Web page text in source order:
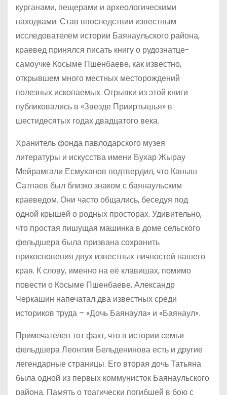
курганами, пещерами и археологическими
находками. Став впоследствии известным
исследователем истории Баянаульского района,
краевед принялся писать книгу о рудознатце-
самоучке Косыме Пшенбаеве, как известно,
открывшем много местных месторождений
полезных ископаемых. Отрывки из этой книги
публиковались в «Звезде Прииртышья» в
шестидесятых годах двадцатого века.
Хранитель фонда павлодарского музея
литературы и искусства имени Бухар Жырау
Мейрамгали Есмуханов подтвердил, что Каныш
Сатпаев был близко знаком с баянаульским
краеведом. Они часто общались, беседуя под
одной крышей о родных просторах. Удивительно,
что простая пишущая машинка в доме сельского
фельдшера была призвана сохранить
прикосновения двух известных личностей нашего
края. К слову, именно на её клавишах, помимо
повести о Косыме Пшенбаеве, Александр
Черкашин напечатал два известных среди
историков труда – «Дочь Баянаула» и «Баянаул».
Примечателен тот факт, что в истории семьи
фельдшера Леонтия Бельденинова есть и другие
легендарные страницы. Его вторая дочь Татьяна
была одной из первых коммунисток Баянаульского
района. Память о трагически погибшей в бою с